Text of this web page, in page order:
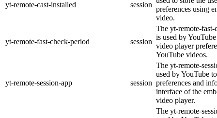
yt-remote-cast-installed session
preferences using
video.
yt-remote-fast-check-period session
The yt-remote-
is used by
video player
YouTube videos.
yt-remote-session-app session
The yt-remote-
used by YouTube
preferences and
interface of the
video player.
The yt-remote-